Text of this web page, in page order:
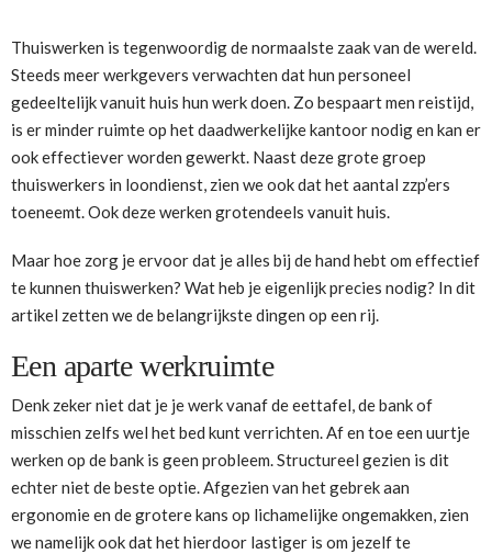
Thuiswerken is tegenwoordig de normaalste zaak van de wereld.
Steeds meer werkgevers verwachten dat hun personeel
gedeeltelijk vanuit huis hun werk doen. Zo bespaart men reistijd,
is er minder ruimte op het daadwerkelijke kantoor nodig en kan er
ook effectiever worden gewerkt. Naast deze grote groep
thuiswerkers in loondienst, zien we ook dat het aantal zzp’ers
toeneemt. Ook deze werken grotendeels vanuit huis.
Maar hoe zorg je ervoor dat je alles bij de hand hebt om effectief
te kunnen thuiswerken? Wat heb je eigenlijk precies nodig? In dit
artikel zetten we de belangrijkste dingen op een rij.
Een aparte werkruimte
Denk zeker niet dat je je werk vanaf de eettafel, de bank of
misschien zelfs wel het bed kunt verrichten. Af en toe een uurtje
werken op de bank is geen probleem. Structureel gezien is dit
echter niet de beste optie. Afgezien van het gebrek aan
ergonomie en de grotere kans op lichamelijke ongemakken, zien
we namelijk ook dat het hierdoor lastiger is om jezelf te